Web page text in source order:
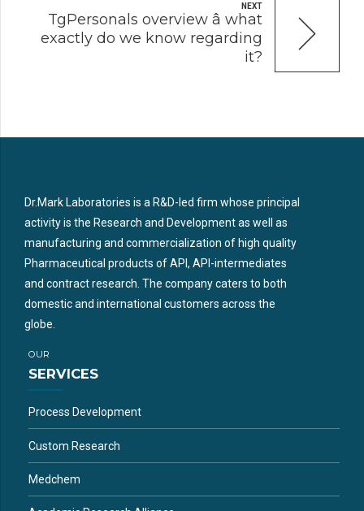
NEXT
TgPersonals overview â what
exactly do we know regarding
it?
Dr.Mark Laboratories is a R&D-led firm whose principal
activity is the Research and Development as well as
manufacturing and commercialization of high quality
Pharmaceutical products of API, API-intermediates
and contract research. The company caters to both
domestic and international customers across the
globe.
OUR
SERVICES
Process Development
Custom Research
Medchem